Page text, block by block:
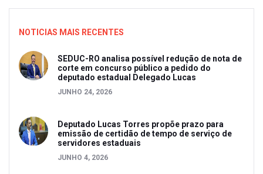
NOTICIAS MAIS RECENTES
SEDUC-RO analisa possível redução de nota de
corte em concurso público a pedido do
deputado estadual Delegado Lucas
JUNHO 24, 2026
Deputado Lucas Torres propõe prazo para
emissão de certidão de tempo de serviço de
servidores estaduais
JUNHO 4, 2026